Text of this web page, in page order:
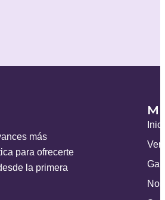
más
para ofrecerte
la primera